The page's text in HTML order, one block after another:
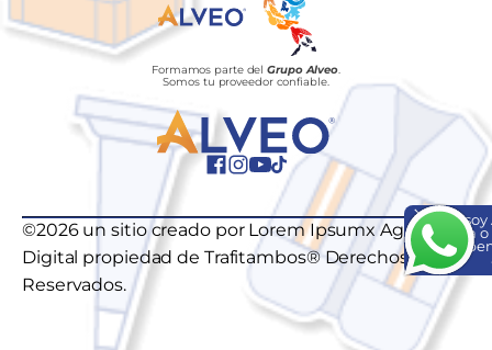
Formamos parte delGrupo Alveo.
Somos tu proveedor confiable.
©2026 un sitio creado por Lorem Ipsumx Agencia
Digital propiedad de Trafitambos® Derechos
Reservados.
Hola,
ayuda o